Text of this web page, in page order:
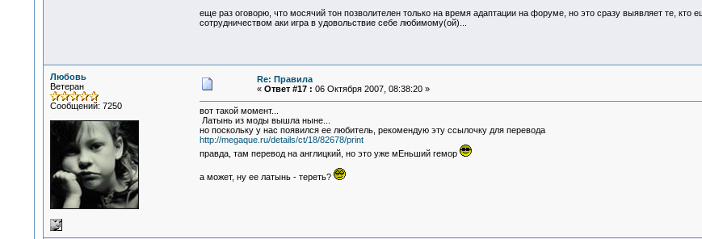
еще раз оговорю, что мосячий тон позволителен только на время адаптации на форуме, но это сразу выявляет те,
сотрудничеством аки игра в удовольствие себе любимому(ой)...
Любовь
Ветеран
Сообщений: 7250
Re: Правила
« Ответ #17 : 06 Октября 2007, 08:38:20 »
вот такой момент...
Латынь из моды вышла ныне...
но поскольку у нас появился ее любитель, рекомендую эту ссылочку для перевода
http://megaque.ru/details/ct/18/82678/print
правда, там перевод на англицкий, но это уже мЕньший гемор
а может, ну ее латынь - тереть?